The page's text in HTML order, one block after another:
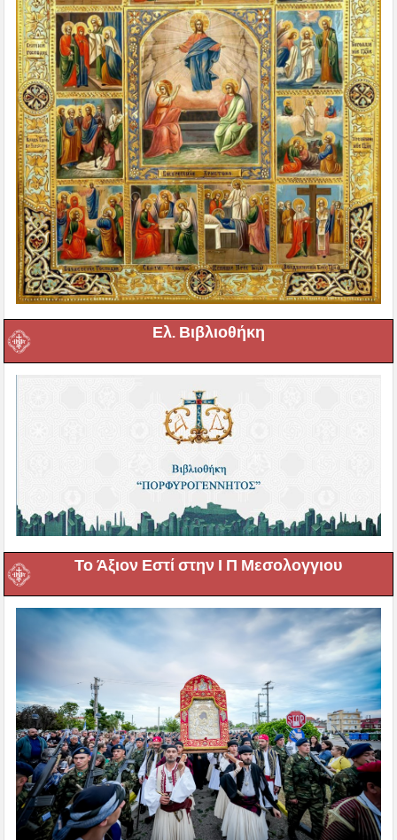
Ελ. Βιβλιοθήκη
Το Άξιον Εστί στην Ι Π Μεσολογγιου